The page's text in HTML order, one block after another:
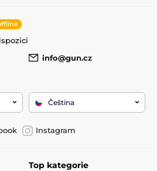
info@gun.cz
Čeština
Instagram
Top kategorie